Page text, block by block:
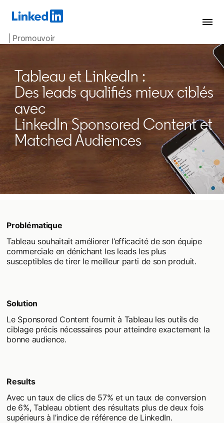
| Promouvoir
Tableau et LinkedIn :
Des leads qualifiés mieux ciblés
avec
LinkedIn Sponsored Content et
Matched Audiences
Problématique
Tableau souhaitait améliorer l’efficacité de son équipe
commerciale en dénichant les leads les plus
susceptibles de tirer le meilleur parti de son produit.
Solution
Le Sponsored Content fournit à Tableau les outils de
ciblage précis nécessaires pour atteindre exactement la
bonne audience.
Results
Avec un taux de clics de 57% et un taux de conversion
de 6%, Tableau obtient des résultats plus de deux fois
supérieurs à l’indice de référence de LinkedIn.